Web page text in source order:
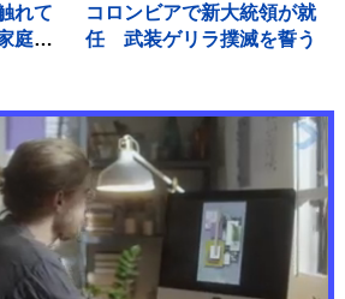
れて
庭を
コロンビアで新大統領が就
任 武装ゲリラ撲滅を誓う